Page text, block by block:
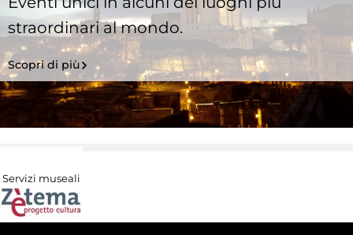
straordinari al mondo.
Scopri di più
Servizi museali